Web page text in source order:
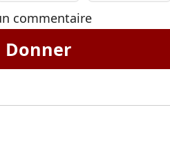
commentaire
Donner